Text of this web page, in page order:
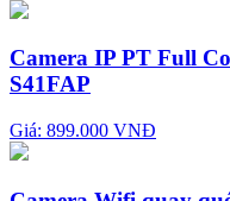
Camera IP PT Full
S41FAP
Giá: 899.000 VNĐ